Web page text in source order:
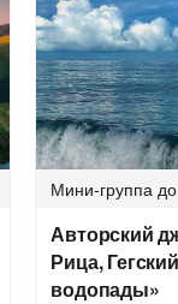
Мини-группа
Авторский
Рица,
водопады»